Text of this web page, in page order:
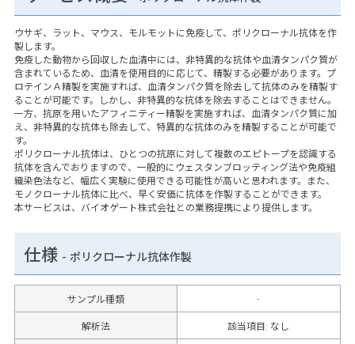
ウサギ、ラット、マウス、モルモットに免疫して、ポリクローナル抗体を作
製します。
免疫した動物から回収した血清中には、非特異的な抗体や血清タンパク質が
含まれているため、血清を使用目的に応じて、精製する必要があります。プ
ロテインＡ精製を実施すれば、血清タンパク質を除去して抗体のみを精製す
ることが可能です。しかし、非特異的な抗体を除去することはできません。
一方、抗原を用いたアフィニティー精製を実施すれば、血清タンパク質に加
え、非特異的な抗体も除去して、特異的な抗体のみを精製することが可能で
す。
ポリクローナル抗体は、ひとつの抗原に対して複数のエピトープを認識する
抗体を含んでおりますので、一般的にウェスタンブロッティング法や免疫組
織染色法など、幅広く実験に使用できる可能性が高いと思われます。また、
モノクローナル抗体に比べ、早く安価に抗体を作製することができます。
本サービスは、バイオゲート株式会社との業務提携により提供します。
仕様 - ポリクローナル抗体作製
サンプル種類 ‐
解析法 該当項目: なし